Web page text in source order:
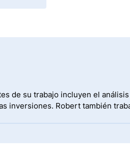
de su trabajo incluyen el
inversiones. Robert también